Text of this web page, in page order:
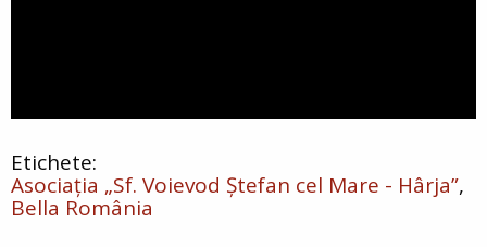
Asociația „Sf. Voievod Ștefan cel Mare - Hârja”
Bella România